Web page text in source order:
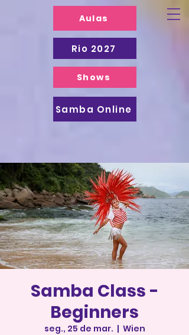
Aulas
Samba Online
Shows
Rio 2027
Samba Class -
Beginners
seg., 25 de mar.
  |
Wien